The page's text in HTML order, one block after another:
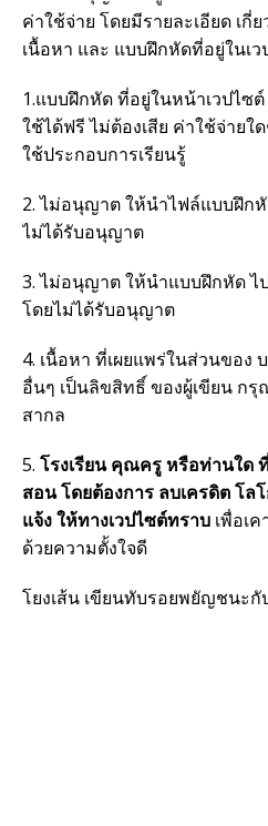
ค่าใช้จ่าย โดยมีรายละเอียด เ
เนื้อหา และ แบบฝึกหัดที่อยู่ในเ
1.แบบฝึกหัด ที่อยู่ในหน้าเวปไซ
ใช้ได้ฟรี ไม่ต้องเสีย ค่าใช้จ่ายใ
ใช้ประกอบการเรียนรู้
2. ไม่อนุญาต ให้นำไฟล์แบบฝึก
ไม่ได้รับอนุญาต
3. ไม่อนุญาต ให้นำแบบฝึกหัด ไ
โดยไม่ได้รับอนุญาต
4. เนื้อหา ที่เผยแพร่ในส่วนของ
อื่นๆ เป็นลิขสิทธิ์ ของผู้เขียน ก
สากล
5. โรงเรียน คุณครู หรือท่านใด
สอน โดยต้องการ ลบเครดิต โ
แจ้ง ให้ทางเวปไซต์ทราบ เพื่อเ
ด้วยความตั้งใจดี
โยงเส้น เขียนทับรอยพยัญชนะกั